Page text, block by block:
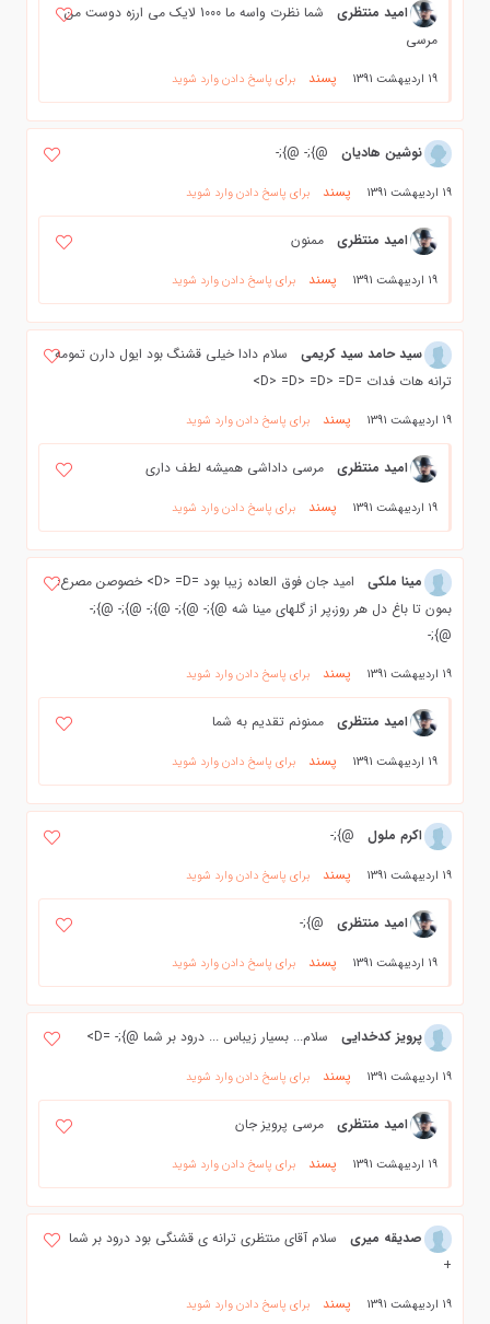
امید منتظری
شما نظرت واسه ما 1000 لایک می ارزه دوست من
مرسی
19 اردیبهشت 1391 پسند برای پاسخ دادن وارد شوید
نوشین هادیان @};- @};-
19 اردیبهشت 1391 پسند برای پاسخ دادن وارد شوید
امید منتظری ممنون
19 اردیبهشت 1391 پسند برای پاسخ دادن وارد شوید
سید حامد سید کریمی
سلام دادا خیلی قشنگ بود ایول دارن تمومه
ترانه هات فدات =D> =D> =D> =D>
19 اردیبهشت 1391 پسند برای پاسخ دادن وارد شوید
امید منتظری مرسی داداشی همیشه لطف داری
19 اردیبهشت 1391 پسند برای پاسخ دادن وارد شوید
مینا ملکی
امید جان فوق العاده زیبا بود =D> =D> خصوصن مصرع:
بمون تا باغ دل هر روز،پر از گلهای مینا شه @};- @};- @};- @};- @};-
@};-
19 اردیبهشت 1391 پسند برای پاسخ دادن وارد شوید
امید منتظری ممنونم تقدیم به شما
19 اردیبهشت 1391 پسند برای پاسخ دادن وارد شوید
اکرم ملول @};-
19 اردیبهشت 1391 پسند برای پاسخ دادن وارد شوید
امید منتظری @};-
19 اردیبهشت 1391 پسند برای پاسخ دادن وارد شوید
پرویز کدخدایی سلام... بسیار زیباس ... درود بر شما @};- =D>
19 اردیبهشت 1391 پسند برای پاسخ دادن وارد شوید
امید منتظری مرسی پرویز جان
19 اردیبهشت 1391 پسند برای پاسخ دادن وارد شوید
صدیقه میری
سلام آقای منتظری ترانه ی قشنگی بود درود بر شما
+
19 اردیبهشت 1391 پسند برای پاسخ دادن وارد شوید